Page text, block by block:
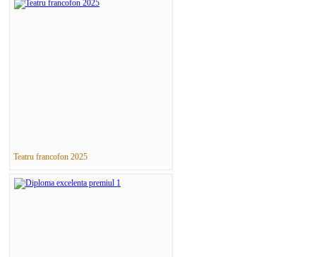
Teatru francofon 2025